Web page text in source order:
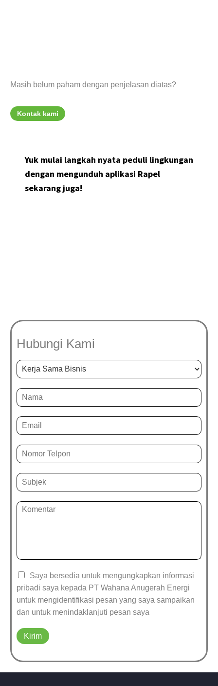
Masih belum paham dengan penjelasan diatas?
Kontak kami
Yuk mulai langkah nyata peduli lingkungan
dengan mengunduh aplikasi Rapel
sekarang juga!
Hubungi Kami
Saya bersedia untuk mengungkapkan informasi
pribadi saya kepada PT Wahana Anugerah Energi
untuk mengidentifikasi pesan yang saya sampaikan
dan untuk menindaklanjuti pesan saya
Kirim